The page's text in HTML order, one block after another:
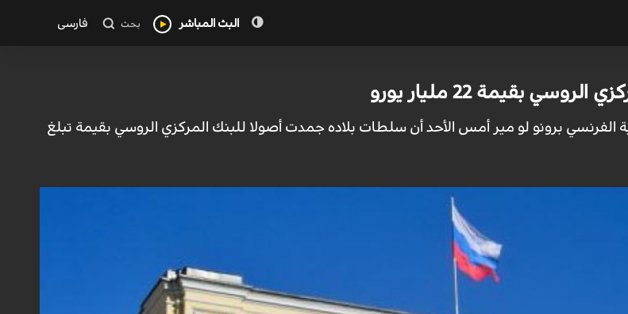
البث المباشر بحث فارسی
بقيمة 22 مليار يورو
الفرنسي برونو لو مير أمس الأحد أن سلطات بلاده جمدت أصولا للبنك المركزي الروسي بقيمة تبلغ